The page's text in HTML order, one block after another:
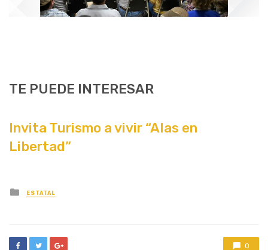
TE PUEDE INTERESAR
Invita Turismo a vivir “Alas en
Libertad”
Posted
in
ESTATAL
0